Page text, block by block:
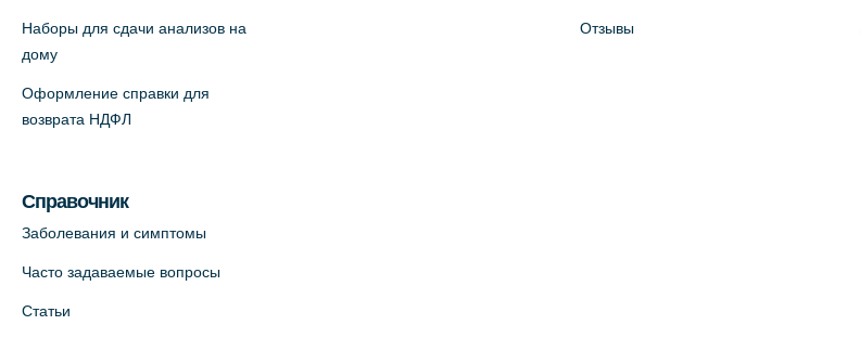
партнер)
+7 (812) 660-73-69
На карте
Семейный" (официальный партнер),
Красносельское шоссе, 54, к.3
Наборы для сдачи анализов на
дому
Оформление справки для
возврата НДФЛ
Справочник
Заболевания и симптомы
Часто задаваемые вопросы
Статьи
Отзывы